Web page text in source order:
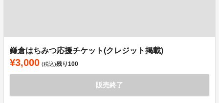
鎌倉はちみつ応援チケット(クレジット掲載)
¥3,000 (税込)残り100
販売終了